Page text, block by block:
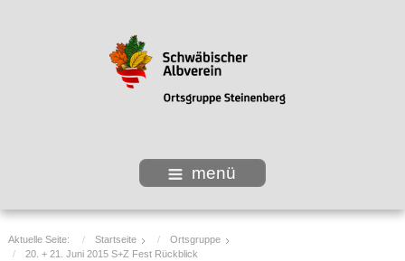
menü
Aktuelle Seite: Startseite
Ortsgruppe
20. + 21. Juni 2015 S+Z Fest Rückblick